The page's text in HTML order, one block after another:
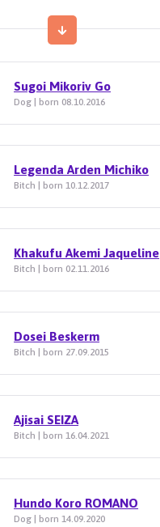
Sugoi Mikoriv Go
Dog | born 08.10.2016
Legenda Arden Michiko
Bitch | born 10.12.2017
Khakufu Akemi Jaqueline
Bitch | born 02.11.2016
Dosei Beskerm
Bitch | born 27.09.2015
Ajisai SEIZA
Bitch | born 16.04.2021
Hundo Koro ROMANO
Dog | born 14.09.2020